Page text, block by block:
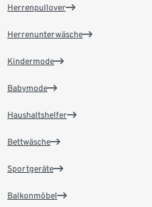
Herrenpullover
Herrenunterwäsche
Kindermode
Babymode
Haushaltshelfer
Bettwäsche
Sportgeräte
Balkonmöbel